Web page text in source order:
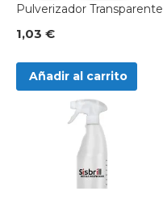
Pulverizador Transparente
1,03 €
Añadir al carrito